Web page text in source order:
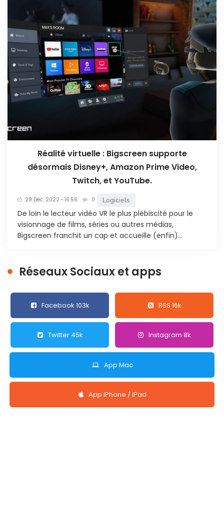
Réalité virtuelle : Bigscreen supporte
désormais Disney+, Amazon Prime Video,
Twitch, et YouTube.
29 Déc. 2022 • 16:56 0 Logiciels
De loin le lecteur vidéo VR le plus plébiscité pour le
visionnage de films, séries ou autres médias,
Bigscreen franchit un cap et accueille (enfin)...
Réseaux Sociaux et apps
Facebook 103k RSS 16k
Twitter 45k Instagram 8k
App Mac
App iPhone / iPad